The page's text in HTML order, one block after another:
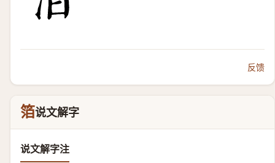
反馈
箔说文解字
说文解字注